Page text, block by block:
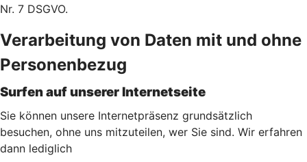
Nr. 7 DSGVO.
Verarbeitung von Daten mit und ohne
Personenbezug
Surfen auf unserer Internetseite
Sie können unsere Internetpräsenz grundsätzlich
besuchen, ohne uns mitzuteilen, wer Sie sind. Wir erfahren
dann lediglich